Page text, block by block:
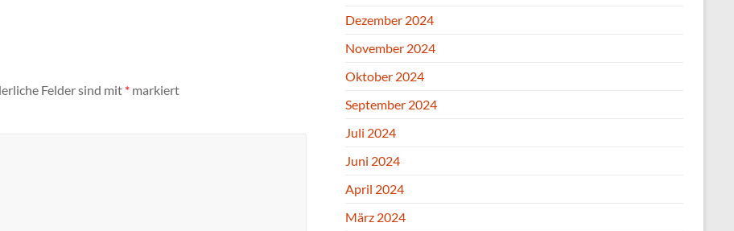
Felder sind mit * markiert
Dezember 2024
November 2024
Oktober 2024
September 2024
Juli 2024
Juni 2024
April 2024
März 2024